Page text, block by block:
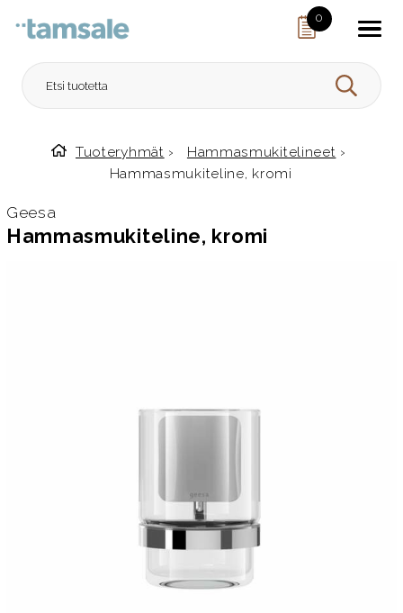
0
HAE
Etusivulle
Tuoteryhmät › Hammasmukitelineet ›
Hammasmukiteline, kromi
Geesa
Hammasmukiteline, kromi